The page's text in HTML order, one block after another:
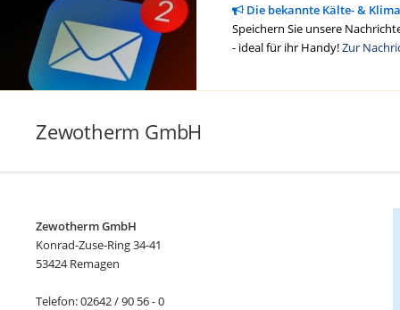
Die bekannte Kälte- &
Speichern Sie unsere
- ideal für ihr Handy!Zur
Zewotherm GmbH
Zewotherm GmbH
Konrad-Zuse-Ring 34-41
53424 Remagen
Telefon: 02642 / 90 56 - 0